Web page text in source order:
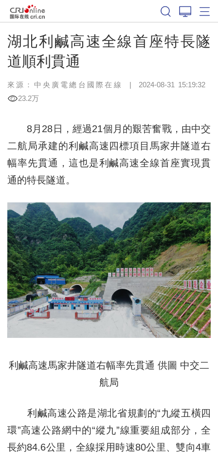
湖北利鹹高速全線首座特長隧
道順利貫通
來源：中央廣電總台國際在線 | 2024-08-31 15:19:32
23.2万
8月28日，經過21個月的艱苦奮戰，由中交
二航局承建的利鹹高速四標項目馬家井隧道右
幅率先貫通，這也是利鹹高速全線首座實現貫
通的特長隧道。
利鹹高速馬家井隧道右幅率先貫通 供圖 中交二
航局
利鹹高速公路是湖北省規劃的“九縱五橫四
環”高速公路網中的“縱九”線重要組成部分，全
長約84.6公里，全線採用時速80公里、雙向4車